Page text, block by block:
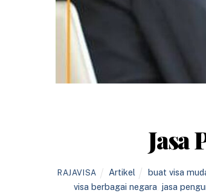
Jasa
RAJAVISA Artikel buat visa
visa berbagai negara jasa